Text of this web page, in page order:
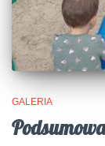
GALERIA